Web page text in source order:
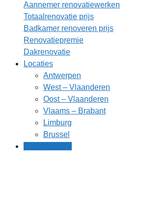
Aannemer renovatiewerken
Totaalrenovatie prijs
Badkamer renoveren prijs
Renovatiepremie
Dakrenovatie
Locaties
Antwerpen
West – Vlaanderen
Oost – Vlaanderen
Vlaams – Brabant
Limburg
Brussel